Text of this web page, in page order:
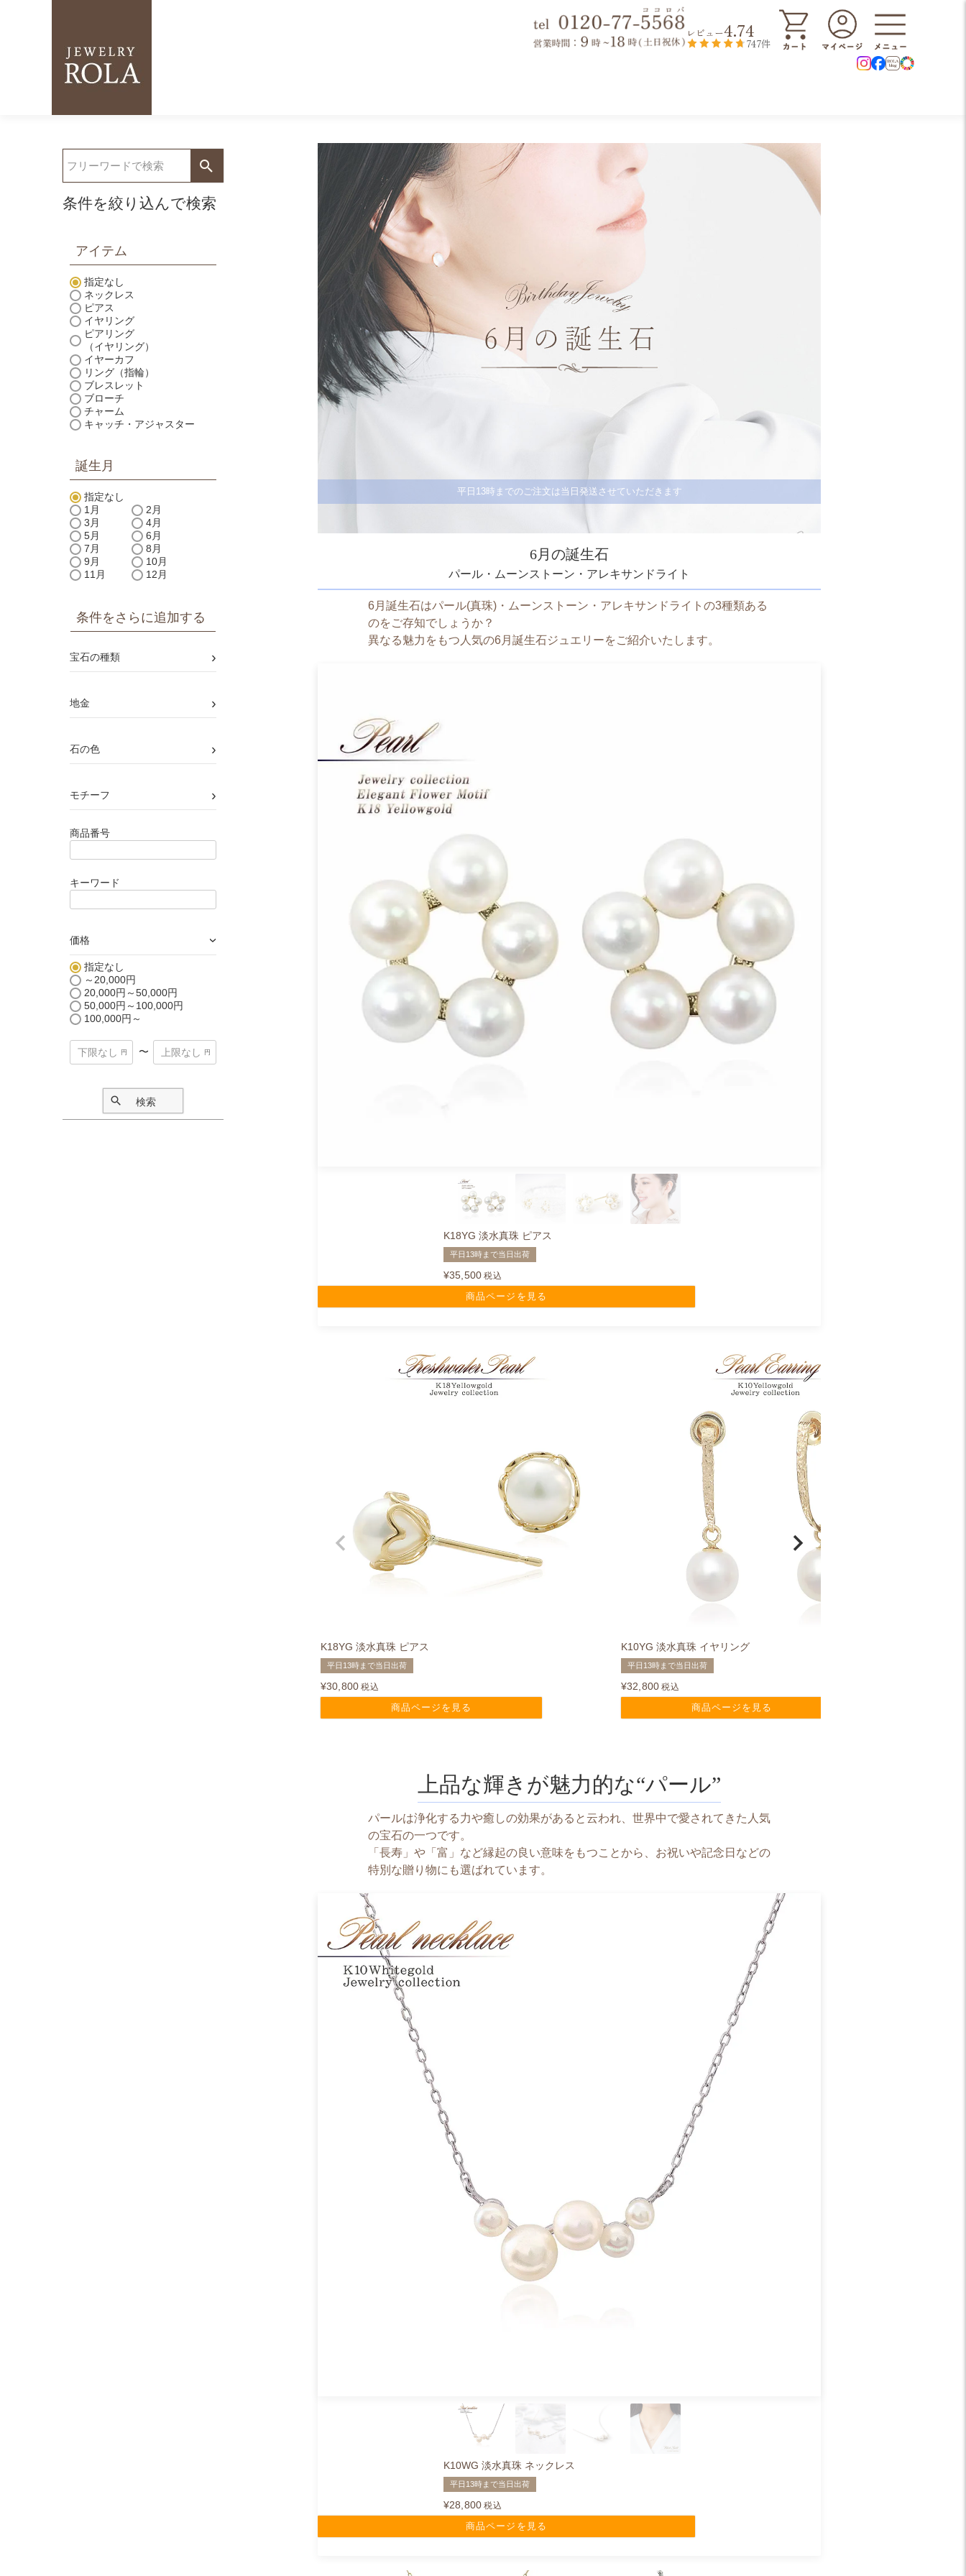
レビュー4.74
747件
条件を絞り込んで検索
アイテム
指定なし
ネックレス
ピアス
イヤリング
ピアリング
（イヤリング）
イヤーカフ
リング（指輪）
ブレスレット
ブローチ
チャーム
キャッチ・アジャスター
誕生月
指定なし
1月
2月
3月
4月
5月
6月
7月
8月
9月
10月
11月
12月
条件をさらに追加する
宝石の種類 ›
地金 ›
石の色 ›
モチーフ ›
商品番号
キーワード
価格 ›
指定なし
～20,000円
20,000円～50,000円
50,000円～100,000円
100,000円～
〜
検索
平日13時までのご注文は当日発送させていただきます
6月の誕生石
パール・ムーンストーン・アレキサンドライト
6月誕生石はパール(真珠)・ムーンストーン・アレキサンドライトの3種類ある
のをご存知でしょうか？
異なる魅力をもつ人気の6月誕生石ジュエリーをご紹介いたします。
K18YG 淡水真珠 ピアス
平日13時まで当日出荷
¥35,500 税込
商品ページを見る
K18YG 淡水真珠 ピアス
平日13時まで当日出荷
¥30,800 税込
商品ページを見る
K10YG 淡水真珠 イヤリング
平日13時まで当日出荷
¥32,800 税込
商品ページを見る
上品な輝きが魅力的な“パール”
パールは浄化する力や癒しの効果があると云われ、世界中で愛されてきた人気
の宝石の一つです。
「長寿」や「富」など縁起の良い意味をもつことから、お祝いや記念日などの
特別な贈り物にも選ばれています。
K10WG 淡水真珠 ネックレス
平日13時まで当日出荷
¥28,800 税込
商品ページを見る